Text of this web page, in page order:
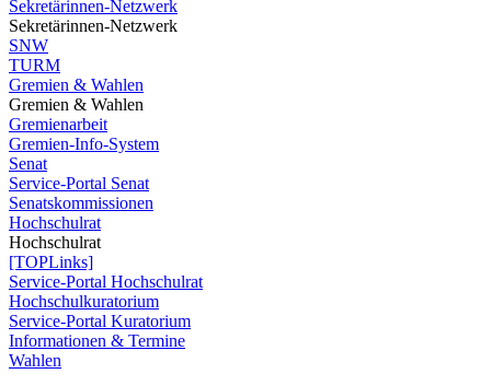
Sekretärinnen-Netzwerk
Sekretärinnen-Netzwerk
SNW
TURM
Gremien & Wahlen
Gremien & Wahlen
Gremienarbeit
Gremien-Info-System
Senat
Service-Portal Senat
Senatskommissionen
Hochschulrat
Hochschulrat
[TOPLinks]
Service-Portal Hochschulrat
Hochschulkuratorium
Service-Portal Kuratorium
Informationen & Termine
Wahlen